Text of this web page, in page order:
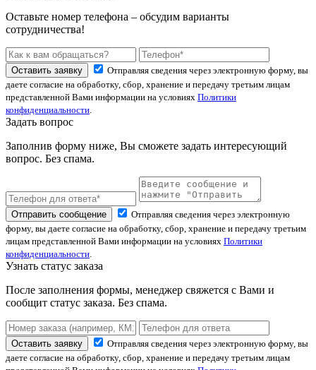
Оставьте номер телефона – обсудим варианты
сотрудничества!
Оставить заявку
Отправляя сведения через электронную форму, вы
даете согласие на обработку, сбор, хранение и передачу третьим лицам
представленной Вами информации на условиях Политики
конфиденциальности.
Задать вопрос
Заполнив форму ниже, Вы сможете задать интересующий
вопрос. Без спама.
Отправить сообщение
Отправляя сведения через электронную
форму, вы даете согласие на обработку, сбор, хранение и передачу третьим
лицам представленной Вами информации на условиях Политики
конфиденциальности.
Узнать статус заказа
После заполнения формы, менеджер свяжется с Вами и
сообщит статус заказа. Без спама.
Оставить заявку
Отправляя сведения через электронную форму, вы
даете согласие на обработку, сбор, хранение и передачу третьим лицам